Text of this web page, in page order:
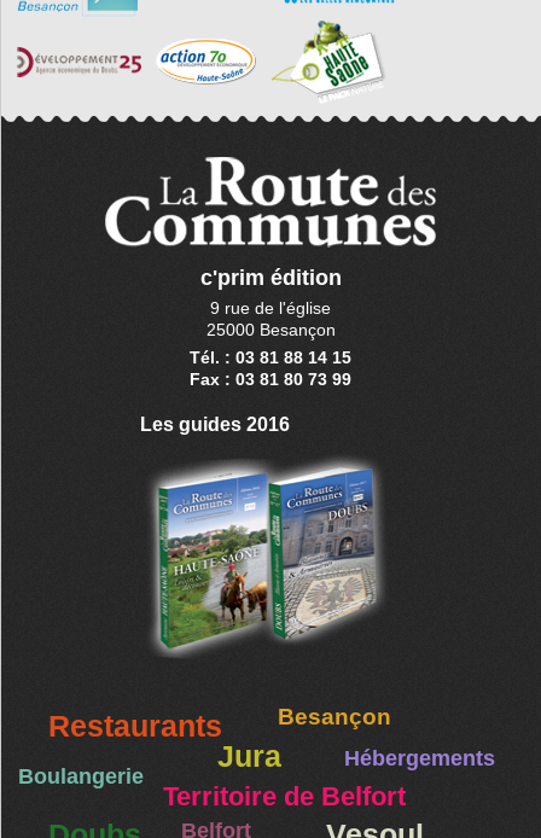
c'prim édition
9 rue de l'église
25000 Besançon
Tél. : 03 81 88 14 15
Fax : 03 81 80 73 99
Les guides 2016
Restaurants Besançon
Jura Hébergements
Boulangerie
Territoire de Belfort
Belfort